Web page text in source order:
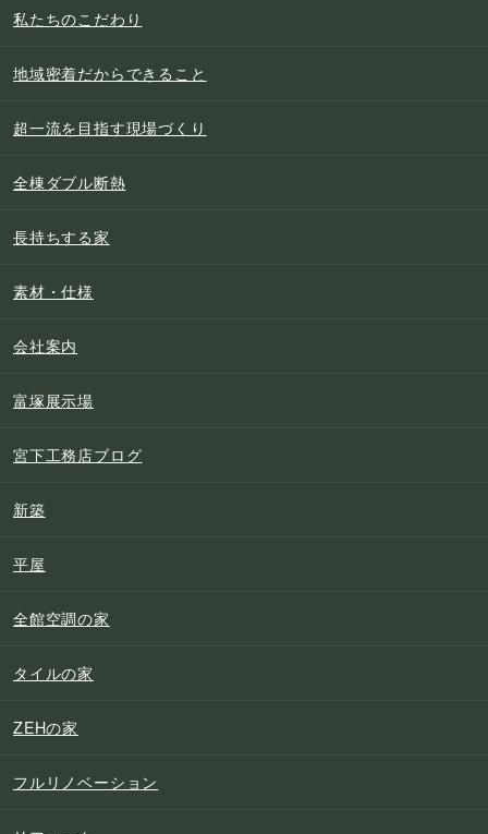
私たちのこだわり
地域密着だからできること
超一流を目指す現場づくり
全棟ダブル断熱
長持ちする家
素材・仕様
会社案内
富塚展示場
宮下工務店ブログ
新築
平屋
全館空調の家
タイルの家
ZEHの家
フルリノベーション